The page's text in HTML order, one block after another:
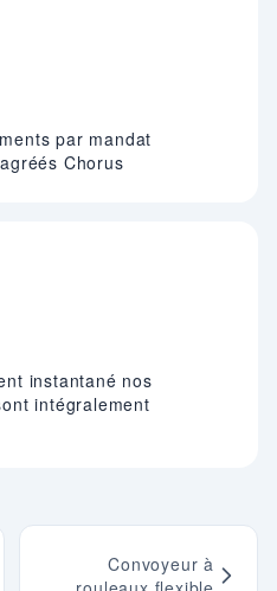
par mandat
Chorus
instantané nos
intégralement
Convoyeur à